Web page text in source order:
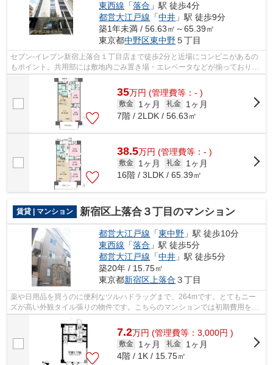
東西線 「落合 」駅 徒歩4分
都営大江戸線 「中井 」駅 徒歩9分
築1年未満 / 56.63㎡～65.39㎡
東京都中野区東中野５丁目
セブン-イレブン新宿上落合１丁目店まで徒歩2分と近場にコンビニがあるの
もポイント。共用部には敷地内ごみ置き場・エレベータなどが揃っており、
とても充実しています。こちらはマン...
35万円 (管理費等：- )
敷金 1ヶ月 礼金
1ヶ月
7階 / 2LDK / 56.63㎡
38.5万円 (管理費等：- )
敷金 1ヶ月 礼金
1ヶ月
16階 / 3LDK / 65.39㎡
賃貸 | マンション 新宿区上落合３丁目のマンション
都営大江戸線 「東中野 」駅 徒歩10分
東西線 「落合 」駅 徒歩5分
都営大江戸線 「中井 」駅 徒歩5分
築20年 / 15.75㎡
東京都新宿区上落合 ３丁目
薬や日用品を買うのに便利なツルハドラッグまで、264mです。とてもニー
ズが高い外観タイル張りの物件です。こちらのマンションでは初期費用をカ
ードでお支払いいただけます。駅徒歩10...
7.2万円 (管理費等：3,000円 )
敷金 1ヶ月 礼金
1ヶ月
4階 / 1K / 15.75㎡